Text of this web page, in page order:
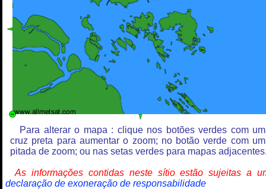
Para alterar o mapa : clique nos botões verdes com
cruz preta para aumentar o zoom; no botão verde com
pitada de zoom; ou nas setas verdes para mapas
As informações contidas neste sítio estão sujeitas a
declaração de exoneração de responsabilidade